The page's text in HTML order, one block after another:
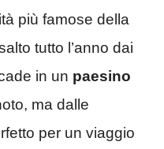
più famose della
tutto l’anno dai
in un paesino
ma dalle
per un viaggio